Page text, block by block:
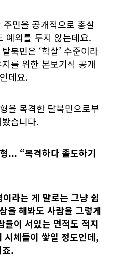
민을 공개적으로 총살
예외를 두지 않는데요.
북민은 ‘학살’ 수준이라
를 위한 본보기식 공개
데요.
을 목격한 탈북민으로부
습니다.
... “목격하다 졸도하기
라는 게 말로는 그냥 쉽
을 해봐도 사람을 그렇게
이 서있는 면적도 적지
시체들이 쌓일 정도인데,
.